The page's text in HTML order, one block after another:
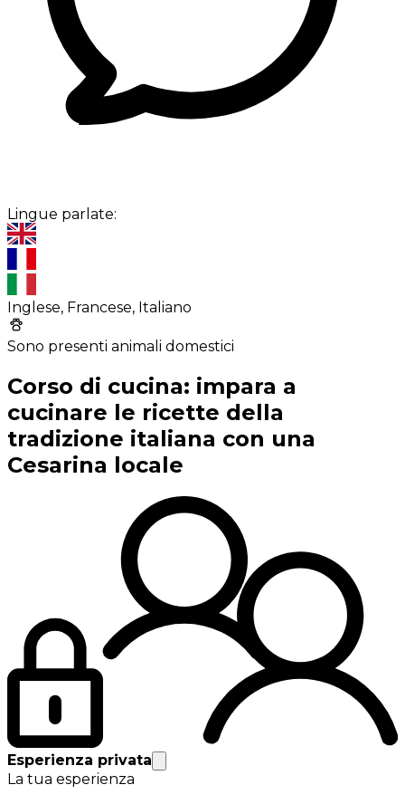
Lingue parlate:
Inglese, Francese, Italiano
Sono presenti animali domestici
Corso di cucina: impara a
cucinare le ricette della
tradizione italiana con una
Cesarina locale
Esperienza privata
La tua esperienza